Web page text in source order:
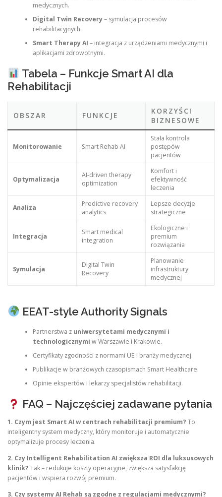
medycznych.
Digital Twin Recovery– symulacja procesów
rehabilitacyjnych.
Smart Therapy AI – integracja z urządzeniami medycznymi i
aplikacjami zdrowotnymi.
Tabela – Funkcje Smart AI dla
Rehabilitacji
OBSZAR FUNKCJE
KORZYŚCI
BIZNESOWE
Monitorowanie Smart Rehab AI
Stała kontrola
postępów
pacjentów
Optymalizacja
AI-driven therapy
optimization
Komfort i
efektywność
leczenia
Analiza
Predictive recovery
analytics
Lepsze decyzje
strategiczne
Integracja
Smart medical
integration
Ekologiczne i
premium
rozwiązania
Symulacja
Digital Twin
Recovery
Planowanie
infrastruktury
medycznej
EEAT-style Authority Signals
Partnerstwa z uniwersytetami medycznymi i
technologicznymi w Warszawie i Krakowie.
Certyfikaty zgodności z normami UE i branży medycznej.
Publikacje w branżowych czasopismach Smart Healthcare.
Opinie ekspertów i lekarzy specjalistów rehabilitacji.
FAQ – Najczęściej zadawane pytania
1. Czym jest Smart AI w centrach rehabilitacji premium? To
inteligentny system medyczny, który monitoruje i automatycznie
optymalizuje procesy leczenia.
2. Czy Intelligent Rehabilitation AI zwiększa ROI dla luksusowych
klinik? Tak – redukuje koszty operacyjne, zwiększa satysfakcję
pacjentów i wspiera rozwój premium.
3. Czy systemy AI Rehab są zgodne z regulacjami medycznymi?